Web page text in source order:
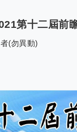
第十二屆前
(勿異動)